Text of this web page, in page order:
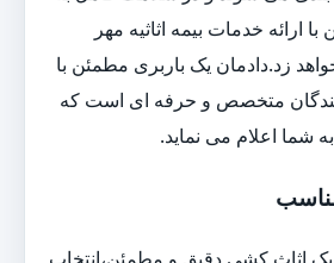
ارائه خدمات بیمه اثاثیه مهر
زد.دادمان یک باربری مطمئن با
متخصص و حرفه ای است که
شما اعلام می نماید.